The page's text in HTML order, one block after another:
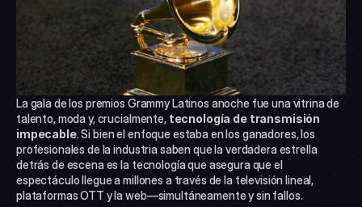
VSN Noticias Conectar
VSN Noticias Conectar
La gala de los premios Grammy Latinos anoche fue una vitrina de
talento, moda y, crucialmente, tecnología de transmisión
impecable. Si bien el enfoque estaba en los ganadores, los
profesionales de la industria saben que la verdadera estrella
detrás de escena es la tecnología que asegura que el
espectáculo llegue a millones a través de la televisión lineal,
plataformas OTT y la web—simultáneamente y sin fallos.